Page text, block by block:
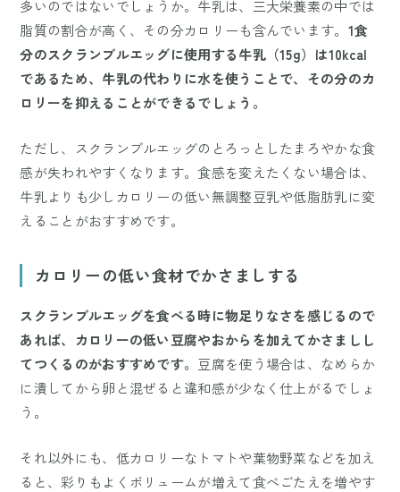
多いのではないでしょうか。牛乳は、三大栄養素の中では
脂質の割合が高く、その分カロリーも含んでいます。 1食
分のスクランブルエッグに使用する牛乳（15g）は10kcal
であるため、牛乳の代わりに水を使うことで、その分のカ
ロリーを抑えることができるでしょう。
ただし、スクランブルエッグのとろっとしたまろやかな食
感が失われやすくなります。食感を変えたくない場合は、
牛乳よりも少しカロリーの低い無調整豆乳や低脂肪乳に変
えることがおすすめです。
カロリーの低い食材でかさましする
スクランブルエッグを食べる時に物足りなさを感じるので
あれば、カロリーの低い豆腐やおからを加えてかさましし
てつくるのがおすすめです。 豆腐を使う場合は、なめらか
に潰してから卵と混ぜると違和感が少なく仕上がるでしょ
う。
それ以外にも、低カロリーなトマトや葉物野菜などを加え
ると、彩りもよくボリュームが増えて食べごたえを増やす